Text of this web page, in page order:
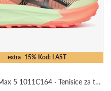
extra -15% Kod: LAST
Trabuco Max 5 1011C164 · Tenisice za trčanje